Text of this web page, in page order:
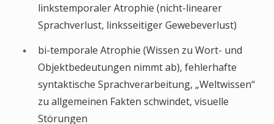
linkstemporaler Atrophie (nicht-linearer
Sprachverlust, linksseitiger Gewebeverlust)
bi-temporale Atrophie (Wissen zu Wort- und
Objektbedeutungen nimmt ab), fehlerhafte
syntaktische Sprachverarbeitung, „Weltwissen“
zu allgemeinen Fakten schwindet, visuelle
Störungen